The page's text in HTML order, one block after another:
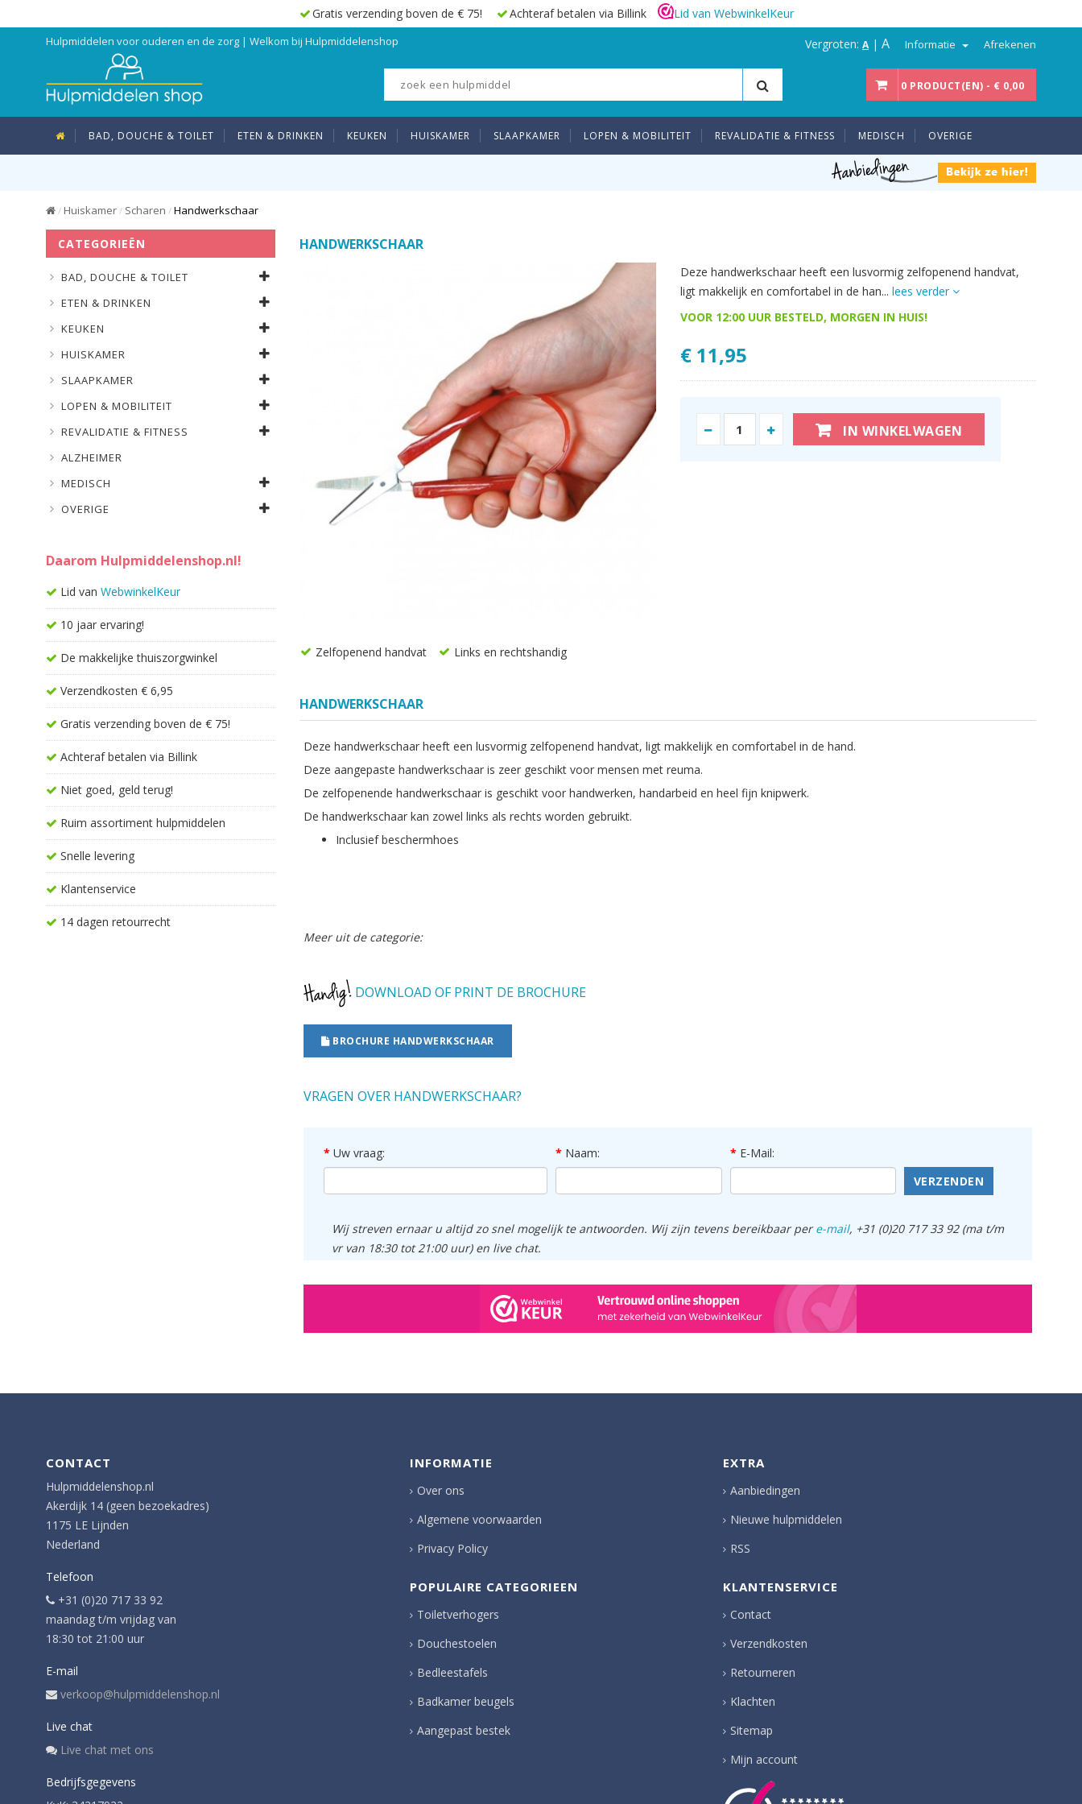
Gratis verzending boven de € 75! Achteraf betalen via Billink Lid van WebwinkelKeur
Hulpmiddelen voor ouderen en de zorg | Welkom bij Hulpmiddelenshop Vergroten: A| A Informatie Afrekenen
0 PRODUCT(EN) - € 0,00
BAD, DOUCHE & TOILET ETEN & DRINKEN KEUKEN HUISKAMER SLAAPKAMER LOPEN & MOBILITEIT REVALIDATIE & FITNESS MEDISCH OVERIGE
/ Huiskamer / Scharen / Handwerkschaar
HANDWERKSCHAAR
Deze handwerkschaar heeft een lusvormig zelfopenend handvat,
ligt makkelijk en comfortabel in de han... lees verder
VOOR 12:00 UUR BESTELD, MORGEN IN HUIS!
€ 11,95
IN WINKELWAGEN
Zelfopenend handvat Links en rechtshandig
HANDWERKSCHAAR
Deze handwerkschaar heeft een lusvormig zelfopenend handvat, ligt makkelijk en comfortabel in de hand.
Deze aangepaste handwerkschaar is zeer geschikt voor mensen met reuma.
De zelfopenende handwerkschaar is geschikt voor handwerken, handarbeid en heel fijn knipwerk.
De handwerkschaar kan zowel links als rechts worden gebruikt.
Inclusief beschermhoes
Meer uit de categorie:
DOWNLOAD OF PRINT DE BROCHURE
BROCHURE HANDWERKSCHAAR
VRAGEN OVER HANDWERKSCHAAR?
Uw vraag: Naam:
E-Mail:
VERZENDEN
Wij streven ernaar u altijd zo snel mogelijk te antwoorden. Wij zijn tevens bereikbaar pere-mail, +31 (0)20 717 33 92 (ma t/m
vr van 18:30 tot 21:00 uur) en live chat.
CATEGORIEËN
BAD, DOUCHE & TOILET
ETEN & DRINKEN
KEUKEN
HUISKAMER
SLAAPKAMER
LOPEN & MOBILITEIT
REVALIDATIE & FITNESS
ALZHEIMER
MEDISCH
OVERIGE
Daarom Hulpmiddelenshop.nl!
Lid vanWebwinkelKeur
10 jaar ervaring!
De makkelijke thuiszorgwinkel
Verzendkosten € 6,95
Gratis verzending boven de € 75!
Achteraf betalen via Billink
Niet goed, geld terug!
Ruim assortiment hulpmiddelen
Snelle levering
Klantenservice
14 dagen retourrecht
CONTACT
Hulpmiddelenshop.nl
Akerdijk 14 (geen bezoekadres)
1175 LE Lijnden
Nederland
Telefoon
+31 (0)20 717 33 92
maandag t/m vrijdag van
18:30 tot 21:00 uur
E-mail
verkoop@hulpmiddelenshop.nl
Live chat
Live chat met ons
Bedrijfsgegevens
EXTRA
Aanbiedingen
Nieuwe hulpmiddelen
RSS
KLANTENSERVICE
Contact
Verzendkosten
Retourneren
Klachten
Sitemap
Mijn account
INFORMATIE
Over ons
Algemene voorwaarden
Privacy Policy
POPULAIRE CATEGORIEEN
Toiletverhogers
Douchestoelen
Bedleestafels
Badkamer beugels
Aangepast bestek